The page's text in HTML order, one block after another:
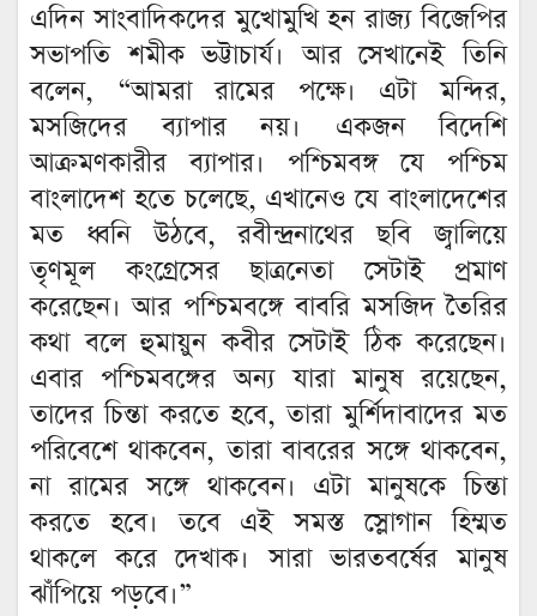
এদিন সাংবাদিকদের মুখোমুখি হন রাজ্য বিজেপির
সভাপতি শমীক ভট্টাচার্য। আর সেখানেই তিনি
বলেন, “আমরা রামের পক্ষে। এটা মন্দির,
মসজিদের ব্যাপার নয়। একজন বিদেশি
আক্রমণকারীর ব্যাপার। পশ্চিমবঙ্গ যে পশ্চিম
বাংলাদেশ হতে চলেছে, এখানেও যে বাংলাদেশের
মত ধ্বনি উঠবে, রবীন্দ্রনাথের ছবি জ্বালিয়ে
তৃণমূল কংগ্রেসের ছাত্রনেতা সেটাই প্রমাণ
করেছেন। আর পশ্চিমবঙ্গে বাবরি মসজিদ তৈরির
কথা বলে হুমায়ুন কবীর সেটাই ঠিক করেছেন।
এবার পশ্চিমবঙ্গের অন্য যারা মানুষ রয়েছেন,
তাদের চিন্তা করতে হবে, তারা মুর্শিদাবাদের মত
পরিবেশে থাকবেন, তারা বাবরের সঙ্গে থাকবেন,
না রামের সঙ্গে থাকবেন। এটা মানুষকে চিন্তা
করতে হবে। তবে এই সমস্ত স্লোগান হিম্মত
থাকলে করে দেখাক। সারা ভারতবর্ষের মানুষ
ঝাঁপিয়ে পড়বে।”